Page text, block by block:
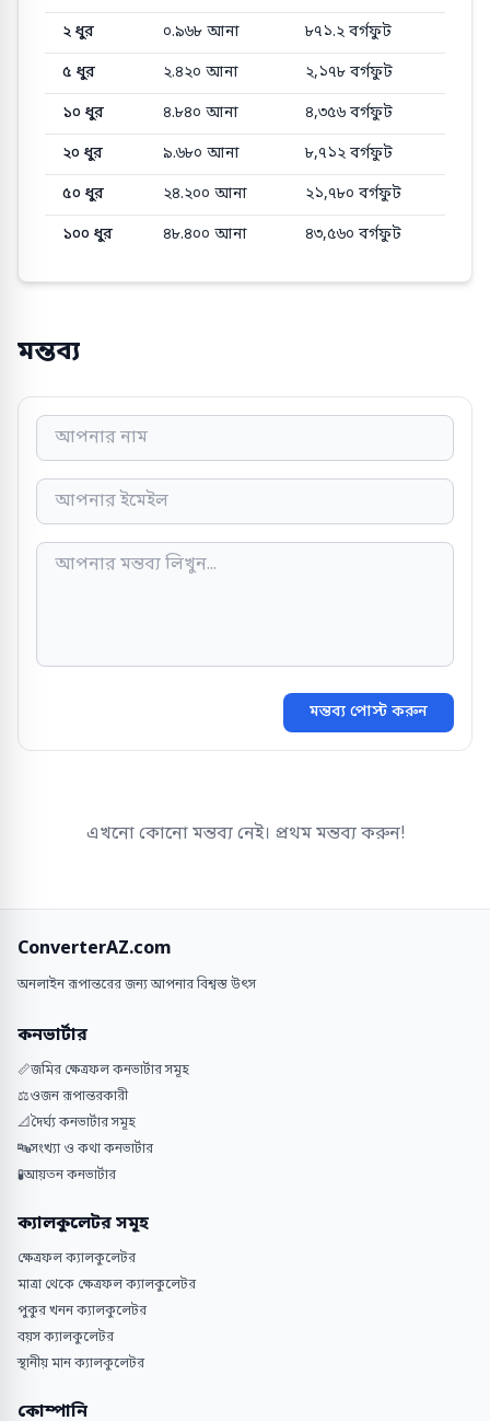
২ ধুর ০.৯৬৮ আনা ৮৭১.২ বর্গফুট
৫ ধুর ২.৪২০ আনা ২,১৭৮ বর্গফুট
১০ ধুর ৪.৮৪০ আনা ৪,৩৫৬ বর্গফুট
২০ ধুর ৯.৬৮০ আনা ৮,৭১২ বর্গফুট
৫০ ধুর ২৪.২০০ আনা ২১,৭৮০ বর্গফুট
১০০ ধুর ৪৮.৪০০ আনা ৪৩,৫৬০ বর্গফুট
মন্তব্য
মন্তব্য পোস্ট করুন
এখনো কোনো মন্তব্য নেই। প্রথম মন্তব্য করুন!
ConverterAZ.com
অনলাইন রূপান্তরের জন্য আপনার বিশ্বস্ত উৎস
কনভার্টার
📏জমির ক্ষেত্রফল কনভার্টার সমূহ
⚖️ওজন রূপান্তরকারী
📐দৈর্ঘ্য কনভার্টার সমূহ
🔤সংখ্যা ও কথা কনভার্টার
🧪আয়তন কনভার্টার
ক্যালকুলেটর সমূহ
ক্ষেত্রফল ক্যালকুলেটর
মাত্রা থেকে ক্ষেত্রফল ক্যালকুলেটর
পুকুর খনন ক্যালকুলেটর
বয়স ক্যালকুলেটর
স্থানীয় মান ক্যালকুলেটর
কোম্পানি